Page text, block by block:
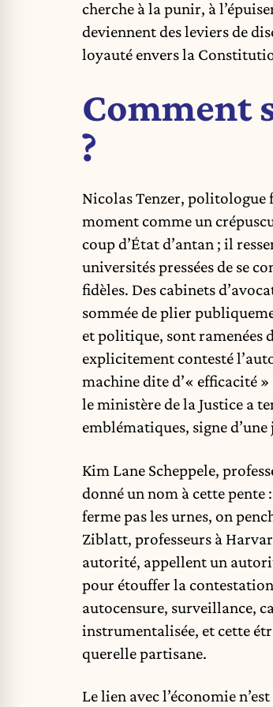
cherche à la punir, à
deviennent des leviers de
loyauté envers la
Comment
?
Nicolas Tenzer, politologue
moment comme un
coup d’État d’antan ; il
universités pressées de se
fidèles. Des cabinets
sommée de plier
et politique, sont ramenées
explicitement contesté
machine dite d’« efficacité
le ministère de la Justice a
emblématiques, signe
Kim Lane Scheppele,
donné un nom à cette
ferme pas les urnes, on
Ziblatt, professeurs à
autorité, appellent un
pour étouffer la
autocensure, surveillance,
instrumentalisée, et cette
querelle partisane.
Le lien avec l’économie